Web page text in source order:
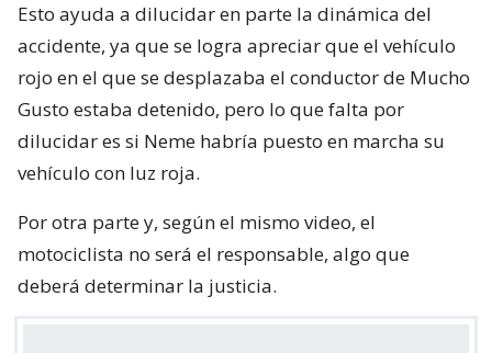
Esto ayuda a dilucidar en parte la dinámica del
accidente, ya que se logra apreciar que el vehículo
rojo en el que se desplazaba el conductor de Mucho
Gusto estaba detenido, pero lo que falta por
dilucidar es si Neme habría puesto en marcha su
vehículo con luz roja.
Por otra parte y, según el mismo video, el
motociclista no será el responsable, algo que
deberá determinar la justicia.